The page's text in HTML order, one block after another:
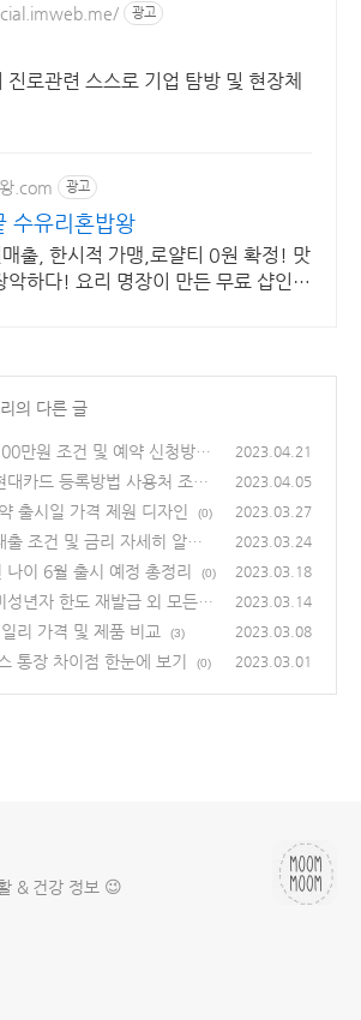
광고
로관련 스스로 기업 탐방 및 현장체
.com 광고
수유리혼밥왕
출, 한시적 가맹,로얄티 0원 확정! 맛
악하다! 요리 명장이 만든 무료 샵인샵
의 다른 글
만원 조건 및 예약 신청방법 2023.04.21
대카드 등록방법 사용처 조회 2023.04.05
출시일 가격 제원 디자인 (0) 2023.03.27
출 조건 및 금리 자세히 알아
2023.03.24
나이 6월 출시 예정 총정리 (0) 2023.03.18
성년자 한도 재발급 외 모든것 2023.03.14
리 가격 및 제품 비교 (3) 2023.03.08
통장 차이점 한눈에 보기 (0) 2023.03.01
& 건강 정보 😉